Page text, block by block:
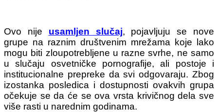
Ovo nije usamljen slučaj, pojavljuju se nove
grupe na raznim društvenim mrežama koje lako
mogu biti zloupotrebljene u razne svrhe, ne samo
u slučaju osvetničke pornografije, ali postoje i
institucionalne prepreke da svi odgovaraju. Zbog
izostanka posledica i dostupnosti ovakvih grupa
očekuje se da će se ova vrsta krivičnog dela sve
više rasti u narednim godinama.